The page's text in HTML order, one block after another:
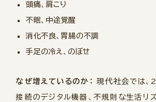
頭痛、肩こり
不眠、中途覚醒
消化不良、胃腸の不調
手足の冷え、のぼせ
なぜ増えているのか： 現代社会では、
接続のデジタル機器、不規則な生活リ